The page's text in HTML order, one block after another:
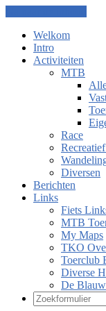
Welkom
Intro
Activiteiten
MTB
Race
Diversen
Berichten
Links
Fiets
MTB
My Maps
TKO
Toerclub
Diverse
De